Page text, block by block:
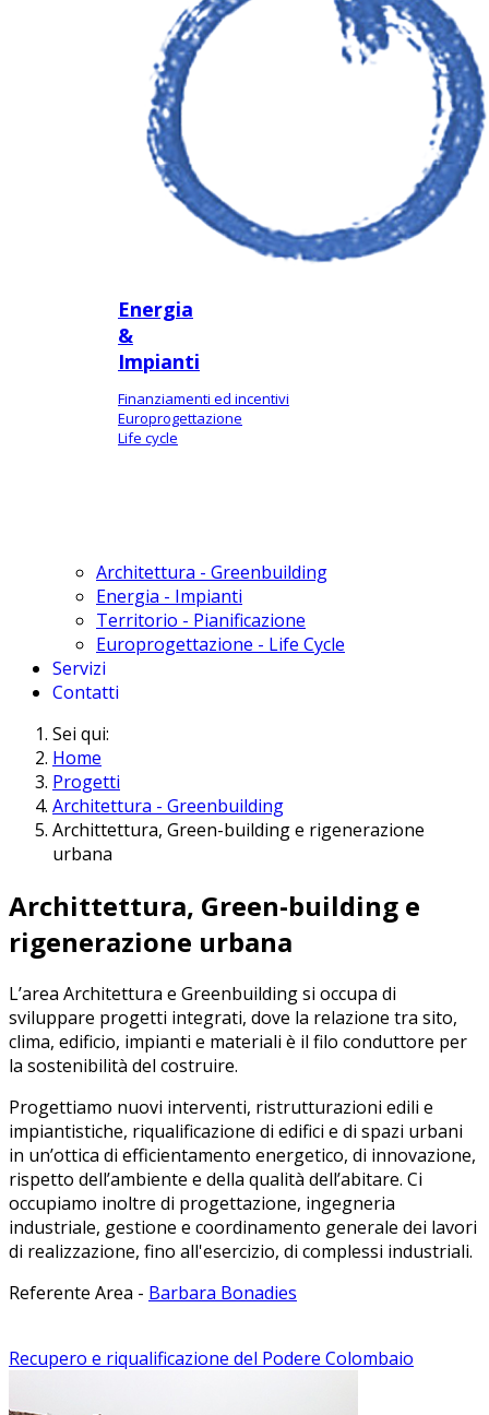
Energia
&
Impianti
Finanziamenti ed incentivi
Europrogettazione
Life cycle
Architettura - Greenbuilding
Energia - Impianti
Territorio - Pianificazione
Europrogettazione - Life Cycle
Servizi
Contatti
Sei qui:
Home
Progetti
Architettura - Greenbuilding
Archittettura, Green-building e rigenerazione
urbana
Archittettura, Green-building e
rigenerazione urbana
L’area Architettura e Greenbuilding si occupa di
sviluppare progetti integrati, dove la relazione tra sito,
clima, edificio, impianti e materiali è il filo conduttore per
la sostenibilità del costruire.
Progettiamo nuovi interventi, ristrutturazioni edili e
impiantistiche, riqualificazione di edifici e di spazi urbani
in un’ottica di efficientamento energetico, di innovazione,
rispetto dell’ambiente e della qualità dell’abitare. Ci
occupiamo inoltre di progettazione, ingegneria
industriale, gestione e coordinamento generale dei lavori
di realizzazione, fino all'esercizio, di complessi industriali.
Referente Area - Barbara Bonadies
Recupero e riqualificazione del Podere Colombaio